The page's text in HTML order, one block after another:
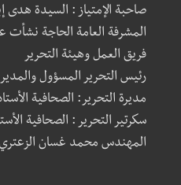
صاحبة الإمتياز : السيدة هدى
المشرفة العامة الحاجة نشأت
فريق العمل وهيئة التحرير
رئيس التحرير المسؤول
مديرة التحرير: الصحافية
سكرتير التحرير : الصحافية
المهندس محمد غسان